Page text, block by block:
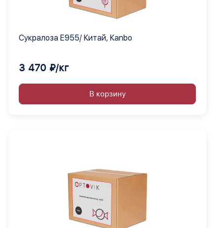
Сукралоза Е955/ Китай, Кanbo
3 470 ₽/кг
В корзину